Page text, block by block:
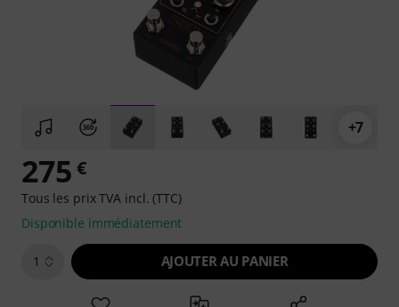
+7
275 €
Tous les prix TVA incl. (TTC)
Disponible immédiatement
1 AJOUTER AU PANIER